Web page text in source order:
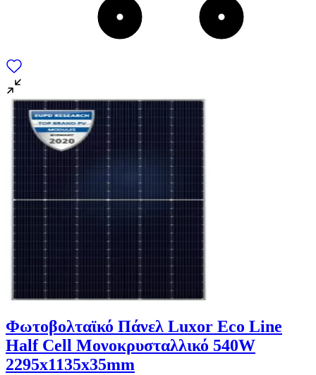
Φωτοβολταϊκό Πάνελ Luxor Eco Line
Half Cell Μονοκρυσταλλικό 540W
2295x1135x35mm